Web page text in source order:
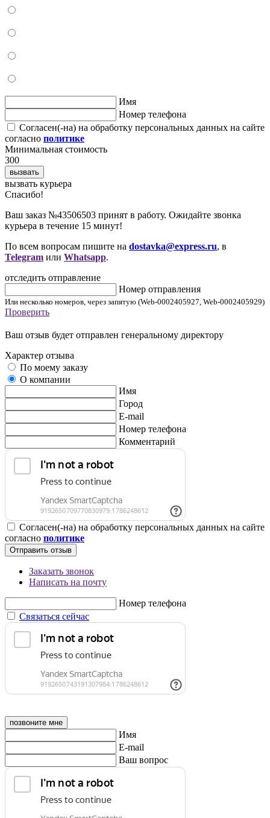
Имя
Номер телефона
Согласен(-на) на обработку персональных данных на сайте
согласно политике
Минимальная стоимость
300
вызвать
вызвать курьера
Cпасибо!
Ваш заказ №43506503 принят в работу. Ожидайте звонка
курьера в течение 15 минут!
По всем вопросам пишите на dostavka@express.ru, в
Telegram или Whatsapp.
отследить отправление
Номер отправления
Или несколько номеров, через запятую (Web-0002405927, Web-0002405929)
Проверить
Ваш отзыв будет отправлен генеральному директору
Характер отзыва
По моему заказу
О компании
Имя
Город
E-mail
Номер телефона
Комментарий
Согласен(-на) на обработку персональных данных на сайте
согласно политике
Отправить отзыв
Заказать звонок
Написать на почту
Номер телефона
Связаться сейчас
позвоните мне
Имя
E-mail
Ваш вопрос